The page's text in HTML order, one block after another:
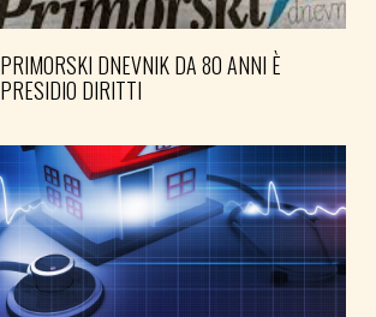
PRIMORSKI DNEVNIK DA 80 ANNI È
PRESIDIO DIRITTI